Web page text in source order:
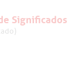
Significados